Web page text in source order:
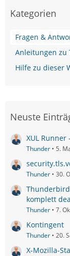
Kategorien
Fragen &
Anleitungen zu
Hilfe zu dieser
Neuste
XUL
Thunder 5.
Thunder 30.
komplett
Thunder 7.
Kontingent
Thunder 20.
X-Mozilla-